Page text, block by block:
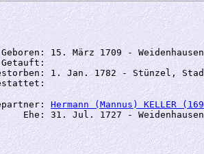
15. März 1709 -
Getauft:
1. Jan. 1782 - Stünzel,
Hermann (Mannus) KELLER